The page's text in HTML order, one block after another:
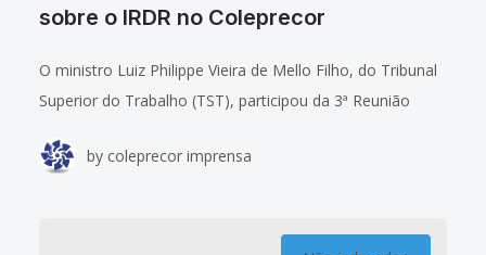
sobre o IRDR no Coleprecor
O ministro Luiz Philippe Vieira de Mello Filho, do Tribunal
Superior do Trabalho (TST), participou da 3ª Reunião
Regionais do Trabalho (Coleprecor), na
by coleprecor imprensa